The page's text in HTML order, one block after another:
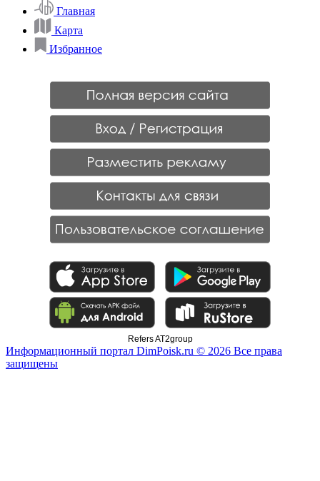
Главная
Карта
Избранное
Refers AT2group
Информационный портал DimPoisk.ru © 2026 Все права
защищены